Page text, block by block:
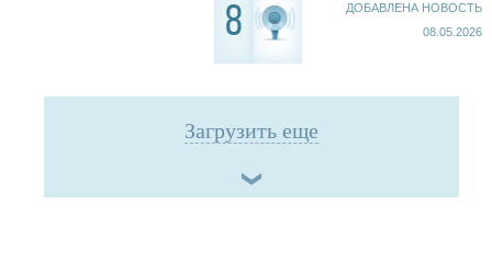
8
ДОБАВЛЕНА НОВОСТЬ
08.05.2026
Загрузить еще